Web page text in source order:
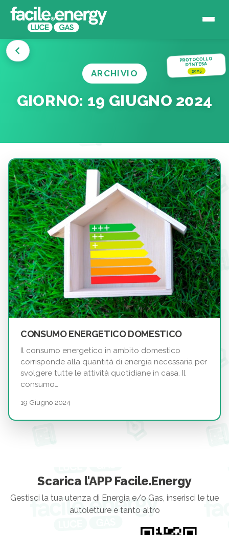
PROTOCOLLO
D'INTESA
2025
ARCHIVIO
GIORNO: 19 GIUGNO 2024
CONSUMO ENERGETICO DOMESTICO
Il consumo energetico in ambito domestico
corrisponde alla quantità di energia necessaria per
svolgere tutte le attività quotidiane in casa. Il
consumo…
19 Giugno 2024
Scarica l'APP Facile.Energy
Gestisci la tua utenza di Energia e/o Gas, inserisci le tue
autoletture e tanto altro